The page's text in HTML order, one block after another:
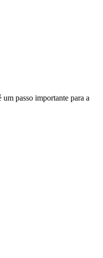
passo importante para a